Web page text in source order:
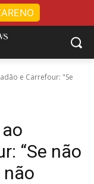
e Carrefour: "Se
“Se não
não